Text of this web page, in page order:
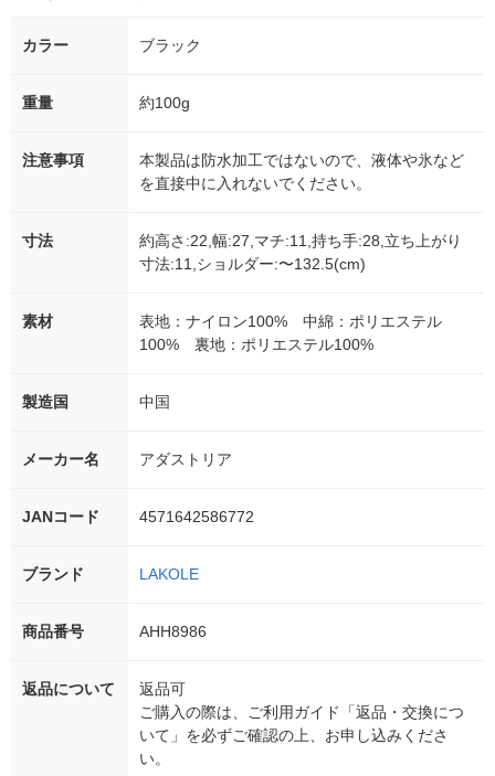
カラー ブラック
重量 約100g
注意事項
本製品は防水加工ではないので、液体や氷など
を直接中に入れないでください。
寸法
約高さ:22,幅:27,マチ:11,持ち手:28,立ち上がり
寸法:11,ショルダー:〜132.5(cm)
素材
表地：ナイロン100% 中綿：ポリエステル
100% 裏地：ポリエステル100%
製造国 中国
メーカー名 アダストリア
JANコード 4571642586772
ブランド LAKOLE
商品番号 AHH8986
返品について
返品可
ご購入の際は、ご利用ガイド「返品・交換につ
いて」を必ずご確認の上、お申し込みくださ
い。